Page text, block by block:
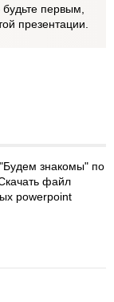
первым,
презентации.
знакомы" по
файл
powerpoint